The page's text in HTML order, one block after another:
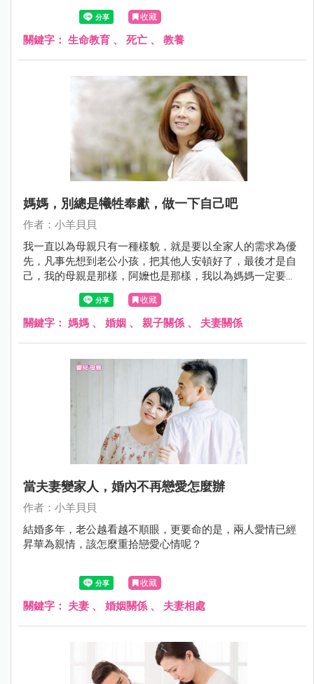
看你的新寶貝，讓他們告訴你我很好，其實媽媽一直都在想
你，從來沒有忘記你，我一定會讓你知道。
收藏
關鍵字： 生命教育 、 死亡 、 教養
媽媽，別總是犧牲奉獻，做一下自己吧
作者：小羊貝貝
我一直以為母親只有一種樣貌，就是要以全家人的需求為優
先，凡事先想到老公小孩，把其他人安頓好了，最後才是自
己，我的母親是那樣，阿嬤也是那樣，我以為媽媽一定要會
作菜、會熬湯、會打豆漿、會做養生麵包、烤無糖餅乾，我
的母親就是那種經典的完美形象，可是她不快樂，總是皺著
眉，手裡忙著，嘴上的抱怨也沒停過，我從不相信什麼叫無
收藏
關鍵字： 媽媽 、 婚姻 、 親子關係 、 夫妻關係
當夫妻變家人，婚內不再戀愛怎麼辦
作者：小羊貝貝
結婚多年，老公越看越不順眼，更要命的是，兩人愛情已經
昇華為親情，該怎麼重拾戀愛心情呢？
收藏
關鍵字： 夫妻 、 婚姻關係 、 夫妻相處